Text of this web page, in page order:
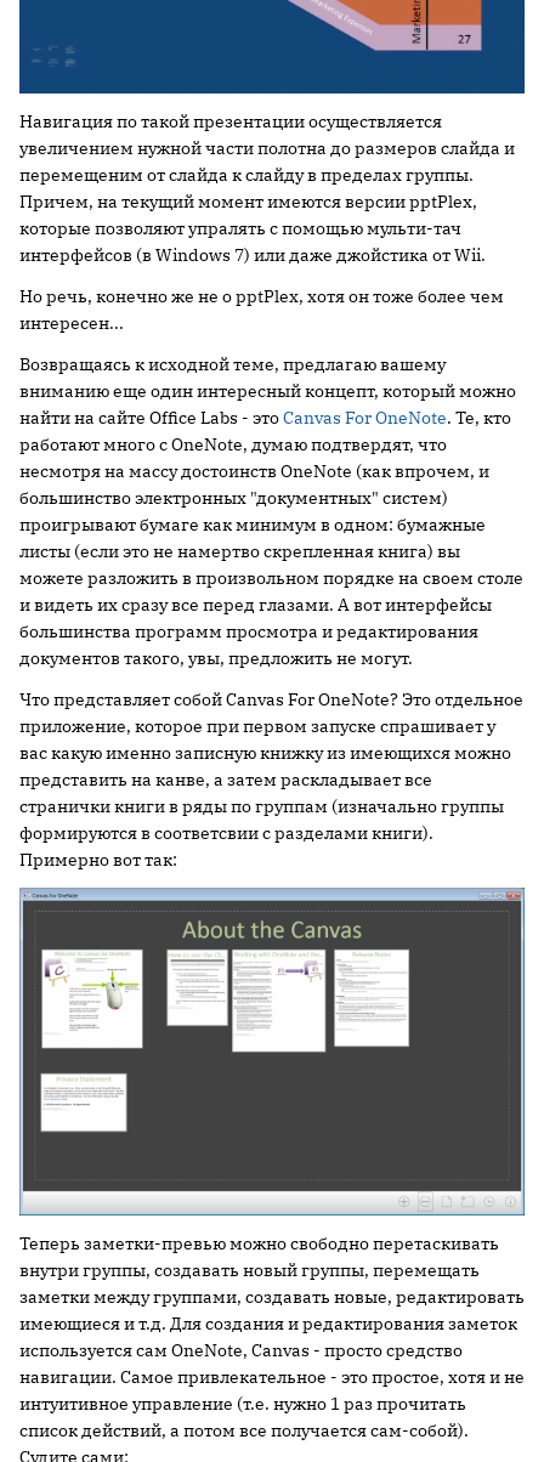
Навигация по такой презентации осуществляется
увеличением нужной части полотна до размеров слайда и
перемещеним от слайда к слайду в пределах группы.
Причем, на текущий момент имеются версии pptPlex,
которые позволяют упралять с помощью мульти-тач
интерфейсов (в Windows 7) или даже джойстика от Wii.
Но речь, конечно же не о pptPlex, хотя он тоже более чем
интересен...
Возвращаясь к исходной теме, предлагаю вашему
вниманию еще один интересный концепт, который можно
найти на сайте Office Labs - этоCanvas For OneNote. Те, кто
работают много с OneNote, думаю подтвердят, что
несмотря на массу достоинств OneNote (как впрочем, и
большинство электронных "документных" систем)
проигрывают бумаге как минимум в одном: бумажные
листы (если это не намертво скрепленная книга) вы
можете разложить в произвольном порядке на своем столе
и видеть их сразу все перед глазами. А вот интерфейсы
большинства программ просмотра и редактирования
документов такого, увы, предложить не могут.
Что представляет собой Canvas For OneNote? Это отдельное
приложение, которое при первом запуске спрашивает у
вас какую именно записную книжку из имеющихся можно
представить на канве, а затем раскладывает все
странички книги в ряды по группам (изначально группы
формируются в соответсвии с разделами книги).
Примерно вот так:
Теперь заметки-превью можно свободно перетаскивать
внутри группы, создавать новый группы, перемещать
заметки между группами, создавать новые, редактировать
имеющиеся и т.д. Для создания и редактирования заметок
используется сам OneNote, Canvas - просто средство
навигации. Самое привлекательное - это простое, хотя и не
интуитивное управление (т.е. нужно 1 раз прочитать
список действий, а потом все получается сам-собой).
Судите сами: